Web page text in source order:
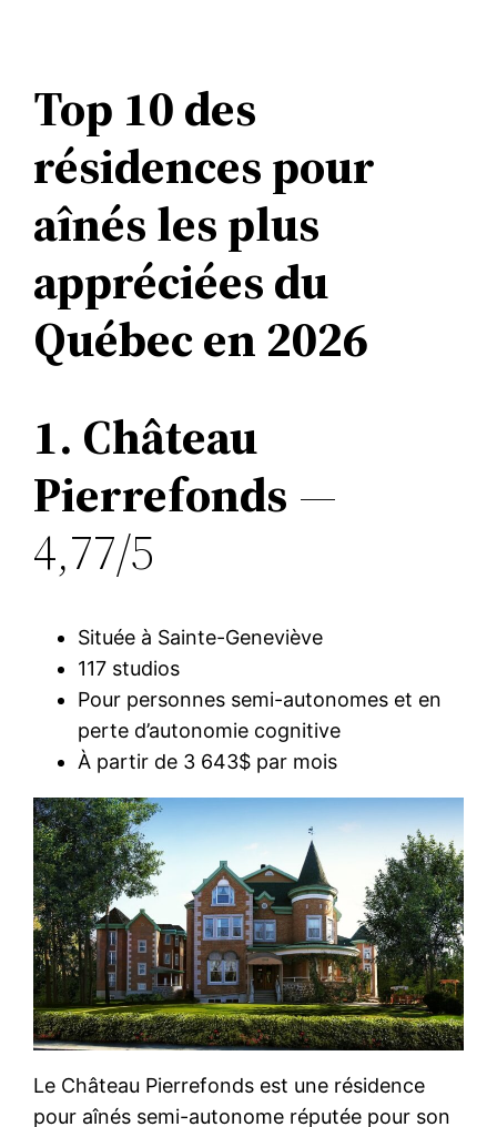
Top 10 des
résidences pour
aînés les plus
appréciées du
Québec en 2026
1. Château
Pierrefonds —
4,77/5
Située à Sainte-Geneviève
117 studios
Pour personnes semi-autonomes et en
perte d’autonomie cognitive
À partir de 3 643$ par mois
Le Château Pierrefonds est une résidence
pour aînés semi-autonome réputée pour son